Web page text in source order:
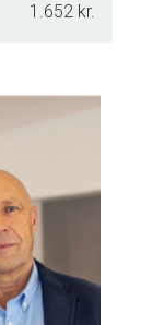
1.652 kr.